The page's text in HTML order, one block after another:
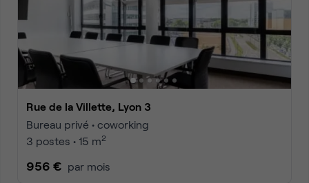
Rue de la Villette, Lyon 3
Bureau privé • coworking
3 postes • 15 m2
956 € par mois